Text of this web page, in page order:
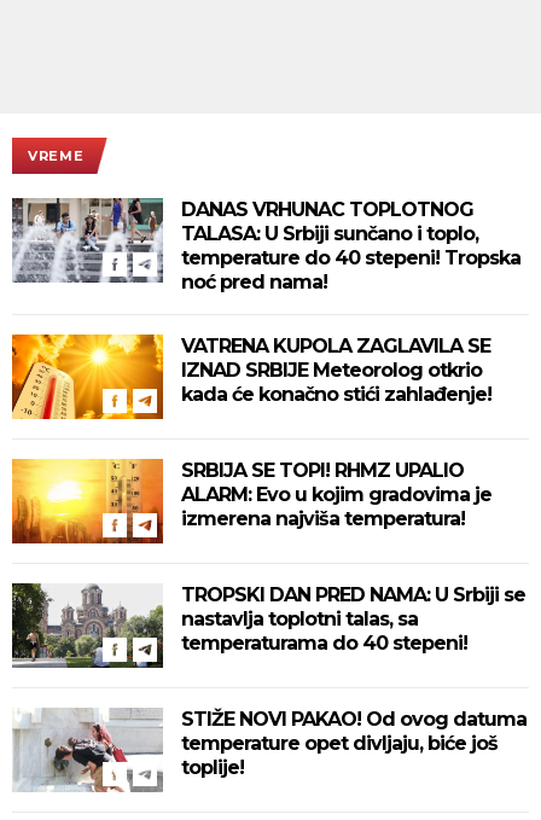
VREME
DANAS VRHUNAC TOPLOTNOG
TALASA: U Srbiji sunčano i toplo,
temperature do 40 stepeni! Tropska
noć pred nama!
VATRENA KUPOLA ZAGLAVILA SE
IZNAD SRBIJE Meteorolog otkrio
kada će konačno stići zahlađenje!
SRBIJA SE TOPI! RHMZ UPALIO
ALARM: Evo u kojim gradovima je
izmerena najviša temperatura!
TROPSKI DAN PRED NAMA: U Srbiji se
nastavlja toplotni talas, sa
temperaturama do 40 stepeni!
STIŽE NOVI PAKAO! Od ovog datuma
temperature opet divljaju, biće još
toplije!